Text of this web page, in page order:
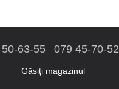
63-55 079 45-70-52
Găsiți magazinul